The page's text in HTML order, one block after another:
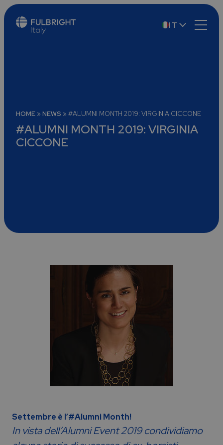
IT
HOME » NEWS » #ALUMNI MONTH 2019: VIRGINIA CICCONE
#ALUMNI MONTH 2019: VIRGINIA
CICCONE
Settembre è l’#Alumni Month!
In vista dell’Alumni Event 2019 condividiamo